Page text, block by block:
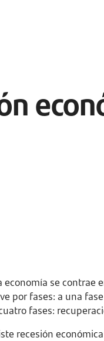
se contrae
por fases: a una
fases:
recesión